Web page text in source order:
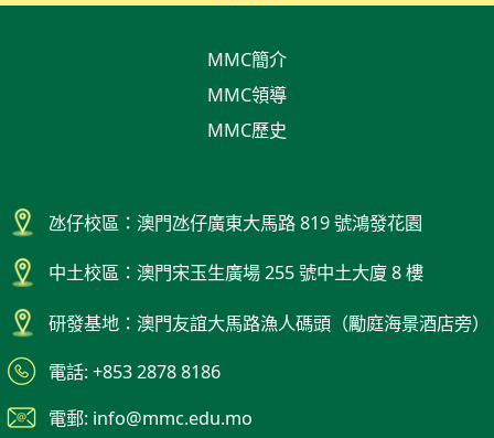
MMC簡介
MMC領導
MMC歷史
氹仔校區：澳門氹仔廣東大馬路 819 號鴻發花園
中土校區：澳門宋玉生廣場 255 號中土大廈 8 樓
研發基地：澳門友誼大馬路漁人碼頭（勵庭海景酒店旁）
電話: +853 2878 8186
電郵: info@mmc.edu.mo